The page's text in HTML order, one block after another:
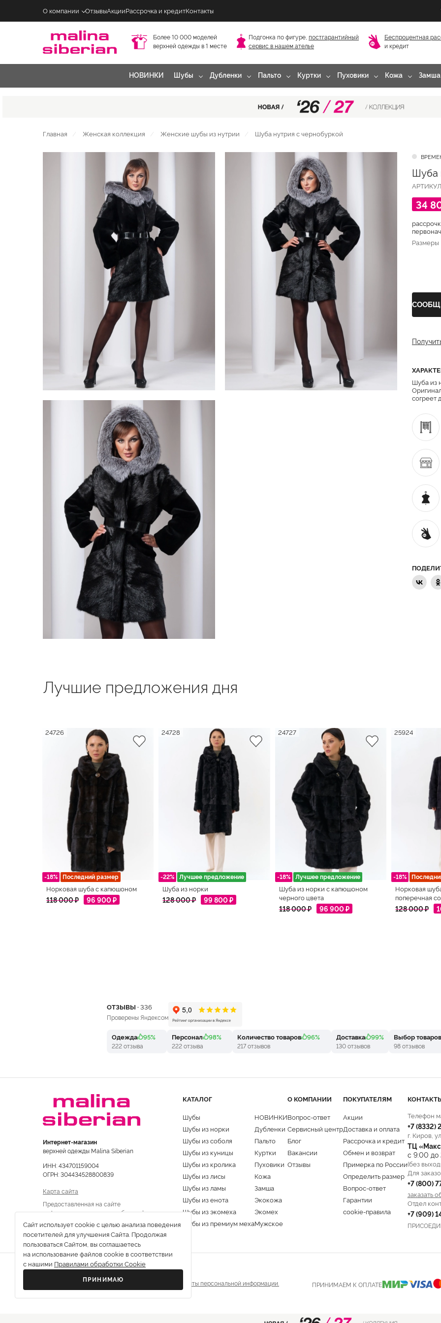
О компании ОтзывыАкцииРассрочка и кредитКонтакты
Более 10 000 моделей
верхней одежды в 1 месте
Подгонка по фигуре, постгарантийный
сервис в нашем ателье
Беспроцентная
и кредит
НОВИНКИ Шубы Дубленки Пальто Куртки Пуховики Кожа Замша
Главная Женская коллекция Женские шубы из нутрии Шуба нутрия с чернобуркой
Шуба
АРТИКУЛ
34
Размеры
Шуба из
согреет
Лучшие предложения дня
-18% Последний размер
24726
Норковая шуба с капюшоном
118 000 ₽ 96 900 ₽
-22% Лучшее предложение
24728
Шуба из норки
128 000 ₽ 99 800 ₽
-18% Лучшее предложение
24727
Шуба из норки с капюшоном
черного цвета
118 000 ₽ 96 900 ₽
-18%
25924
Норковая
поперечная
128 000 ₽
Сайт использует cookie с целью анализа поведения
посетителей для улучшения Сайта. Продолжая
пользоваться Сайтом, вы соглашаетесь
на использование файлов cookie в соответствии
с нашими Правилами обработки Cookie
ПРИНИМАЮ
ОТЗЫВЫ ·336
Проверены Яндексом
Одежда 95%
222 отзыва
Персонал 98%
222 отзыва
Количество товаров 96%
217 отзывов
Доставка 99%
130 отзывов
Выбор товаров
98 отзывов
Интернет-магазин
верхней одежды Malina Siberian
ИНН: 434701159004
ОГРН: 304434528800839
Карта сайта
Предоставленная на сайте
информация не является публичной
КАТАЛОГ
Шубы
Шубы из норки
Шубы из соболя
Шубы из куницы
Шубы из кролика
Шубы из лисы
Шубы из ламы
Шубы из енота
Шубы из экомеха
Шубы из премиум меха
НОВИНКИ
Дубленки
Пальто
Куртки
Пуховики
Кожа
Замша
Экокожа
Экомех
Мужское
О КОМПАНИИ
Вопрос-ответ
Сервисный центр
Блог
Вакансии
Отзывы
ПОКУПАТЕЛЯМ
Акции
Доставка и оплата
Рассрочка и кредит
Обмен и возврат
Примерка по России
Определить размер
Вопрос-ответ
Гарантии
cookie-правила
Телефон
+7 (8332)
г. Киров,
ТЦ
с 9:00
(без
Для
+7 (800)
заказать
Отдел
+7 (909)
Все права защищены © 2013-2026 г. Политика защиты персональной информации. ПРИНИМАЕМ К ОПЛАТЕ